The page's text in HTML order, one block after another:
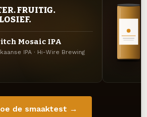
FRUITIG.
Mosaic IPA
IPA · Hi-Wire Brewing
de smaaktest →